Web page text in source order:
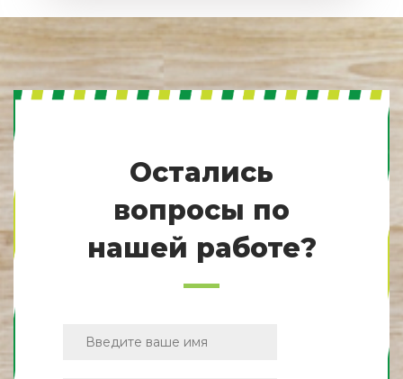
Остались
вопросы по
нашей работе?